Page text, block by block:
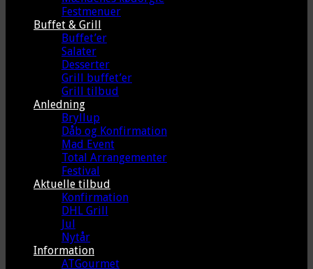
Festmenuer
Buffet & Grill
Buffet’er
Salater
Desserter
Grill buffet’er
Grill tilbud
Anledning
Bryllup
Dåb og Konfirmation
Mad Event
Total Arrangementer
Festival
Aktuelle tilbud
Konfirmation
DHL Grill
Jul
Nytår
Information
ATGourmet